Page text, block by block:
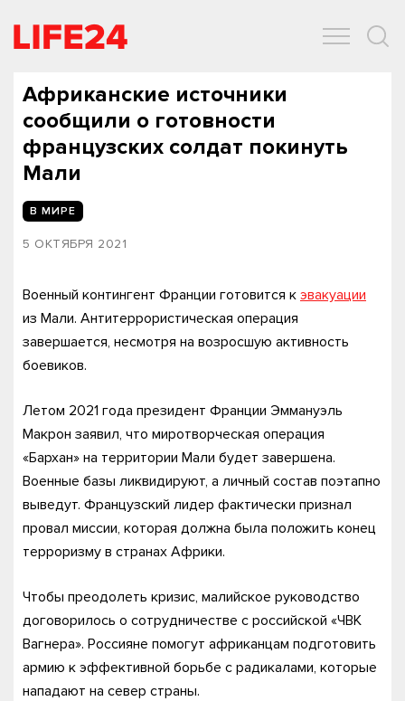
Африканские источники
сообщили о готовности
французских солдат покинуть
Мали
В МИРЕ
5 ОКТЯБРЯ 2021
Военный контингент Франции готовится к эвакуации
из Мали. Антитеррористическая операция
завершается, несмотря на возросшую активность
боевиков.
Летом 2021 года президент Франции Эммануэль
Макрон заявил, что миротворческая операция
«Бархан» на территории Мали будет завершена.
Военные базы ликвидируют, а личный состав поэтапно
выведут. Французский лидер фактически признал
провал миссии, которая должна была положить конец
терроризму в странах Африки.
Чтобы преодолеть кризис, малийское руководство
договорилось о сотрудничестве с российской «ЧВК
Вагнера». Россияне помогут африканцам подготовить
армию к эффективной борьбе с радикалами, которые
нападают на север страны.